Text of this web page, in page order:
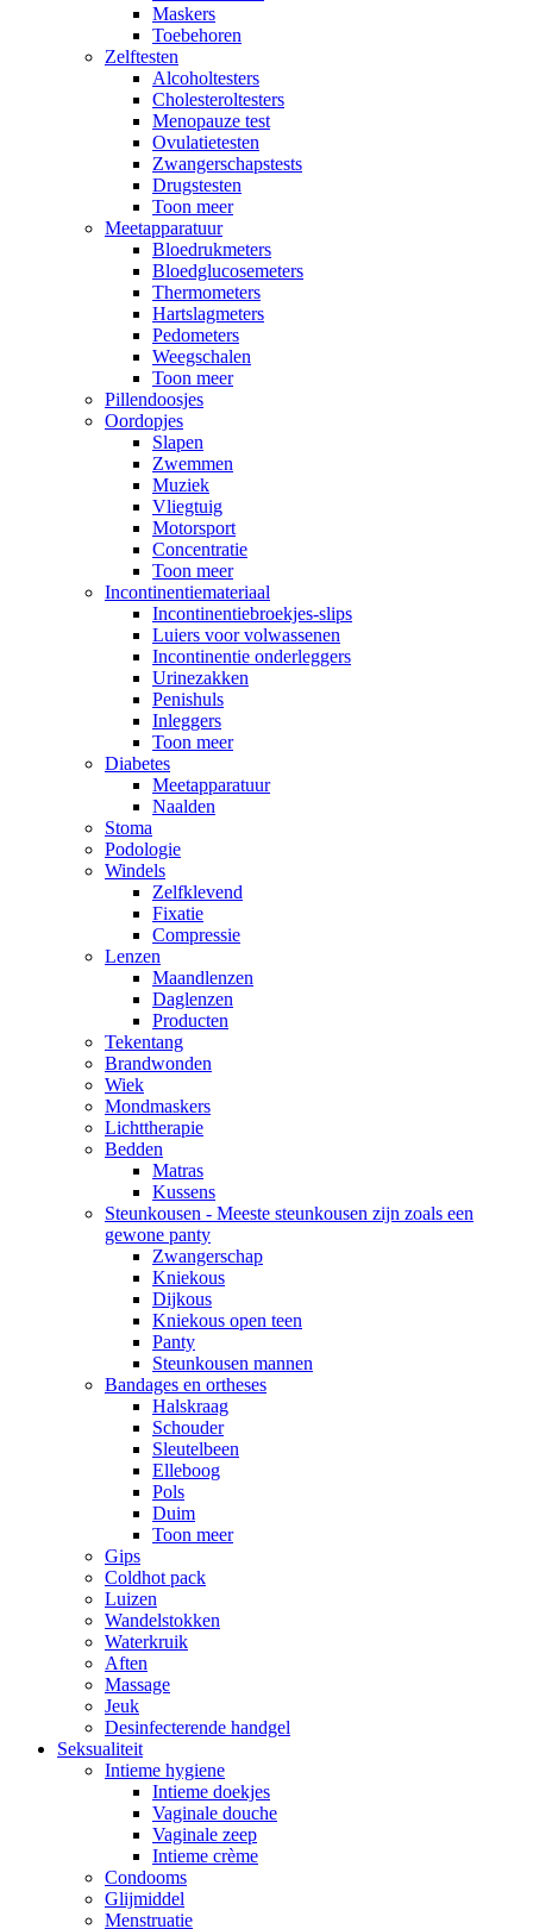
Maskers
Toebehoren
Zelftesten
Alcoholtesters
Cholesteroltesters
Menopauze test
Ovulatietesten
Zwangerschapstests
Drugstesten
Toon meer
Meetapparatuur
Bloedrukmeters
Bloedglucosemeters
Thermometers
Hartslagmeters
Pedometers
Weegschalen
Toon meer
Pillendoosjes
Oordopjes
Slapen
Zwemmen
Muziek
Vliegtuig
Motorsport
Concentratie
Toon meer
Incontinentiemateriaal
Incontinentiebroekjes-slips
Luiers voor volwassenen
Incontinentie onderleggers
Urinezakken
Penishuls
Inleggers
Toon meer
Diabetes
Meetapparatuur
Naalden
Stoma
Podologie
Windels
Zelfklevend
Fixatie
Compressie
Lenzen
Maandlenzen
Daglenzen
Producten
Tekentang
Brandwonden
Wiek
Mondmaskers
Lichttherapie
Bedden
Matras
Kussens
Steunkousen - Meeste steunkousen zijn zoals een
gewone panty
Zwangerschap
Kniekous
Dijkous
Kniekous open teen
Panty
Steunkousen mannen
Bandages en ortheses
Halskraag
Schouder
Sleutelbeen
Elleboog
Pols
Duim
Toon meer
Gips
Coldhot pack
Luizen
Wandelstokken
Waterkruik
Aften
Massage
Jeuk
Desinfecterende handgel
Seksualiteit
Intieme hygiene
Intieme doekjes
Vaginale douche
Vaginale zeep
Intieme crème
Condooms
Glijmiddel
Menstruatie